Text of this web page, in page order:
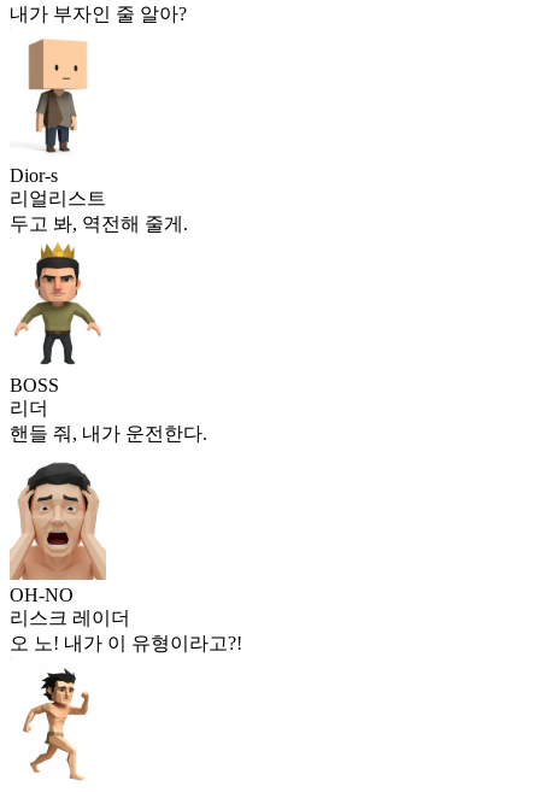
내가 부자인 줄 알아?
Dior-s
리얼리스트
두고 봐, 역전해 줄게.
BOSS
리더
핸들 줘, 내가 운전한다.
OH-NO
리스크 레이더
오 노! 내가 이 유형이라고?!